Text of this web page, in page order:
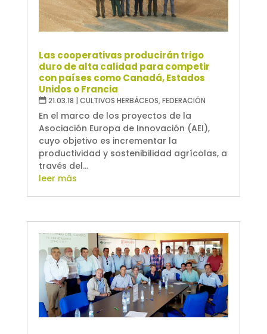
Las cooperativas producirán trigo
duro de alta calidad para competir
con países como Canadá, Estados
Unidos o Francia
21.03.18 | CULTIVOS HERBÁCEOS,FEDERACIÓN
En el marco de los proyectos de la
Asociación Europa de Innovación (AEI),
cuyo objetivo es incrementar la
productividad y sostenibilidad agrícolas, a
través del...
leer más